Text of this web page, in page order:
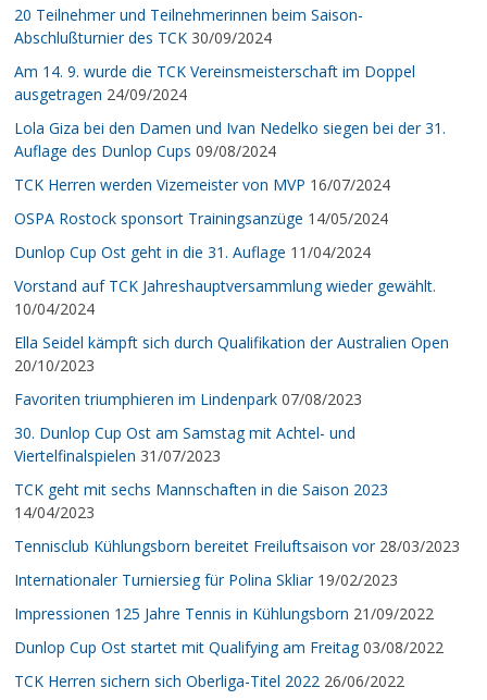
20 Teilnehmer und Teilnehmerinnen beim Saison-
Abschlußturnier des TCK 30/09/2024
Am 14. 9. wurde die TCK Vereinsmeisterschaft im Doppel
ausgetragen 24/09/2024
Lola Giza bei den Damen und Ivan Nedelko siegen bei der 31.
Auflage des Dunlop Cups 09/08/2024
TCK Herren werden Vizemeister von MVP 16/07/2024
OSPA Rostock sponsort Trainingsanzüge 14/05/2024
Dunlop Cup Ost geht in die 31. Auflage 11/04/2024
Vorstand auf TCK Jahreshauptversammlung wieder gewählt.
10/04/2024
Ella Seidel kämpft sich durch Qualifikation der Australien Open
20/10/2023
Favoriten triumphieren im Lindenpark 07/08/2023
30. Dunlop Cup Ost am Samstag mit Achtel- und
Viertelfinalspielen 31/07/2023
TCK geht mit sechs Mannschaften in die Saison 2023
14/04/2023
Tennisclub Kühlungsborn bereitet Freiluftsaison vor 28/03/2023
Internationaler Turniersieg für Polina Skliar 19/02/2023
Impressionen 125 Jahre Tennis in Kühlungsborn 21/09/2022
Dunlop Cup Ost startet mit Qualifying am Freitag 03/08/2022
TCK Herren sichern sich Oberliga-Titel 2022 26/06/2022